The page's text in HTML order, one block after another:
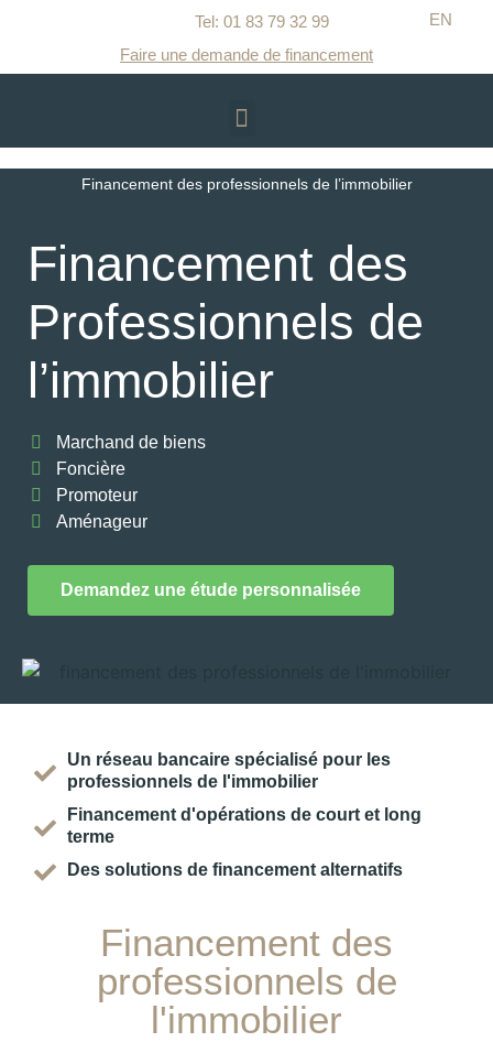
Faire une demande de financement
Tel: 01 83 79 32 99​ EN
Financement des professionnels de l’immobilier
Financement des
Professionnels de
l’immobilier
Marchand de biens
Foncière
Promoteur
Aménageur
Demandez une étude personnalisée
Un réseau bancaire spécialisé pour les
professionnels de l'immobilier
Financement d'opérations de court et long
terme
Des solutions de financement alternatifs
Financement des
professionnels de
l'immobilier